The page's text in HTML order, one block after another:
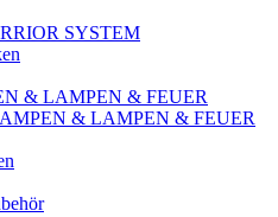
SYSTEM
& LAMPEN & FEUER
& LAMPEN & FEUER